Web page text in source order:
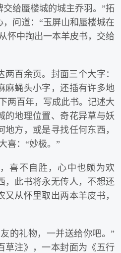
给蜃楼城的城主乔羽。”拓
问道：“玉屏山和蜃楼城在
怀中掏出一本羊皮书，交给
百余页。封面三个大字：
麻蝇头小字，还插有许多地
两百年，写成此书。记述大
的地理位置、奇花异草与妖
方，或是寻找任何东西，
喜：“妙极。”
喜不自胜，心中也颇为欢
，此书将永无传人，不想还
从怀里取出两本羊皮书，
的礼物，一并送给你吧。”
草注》，一本封面为《五行